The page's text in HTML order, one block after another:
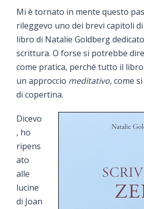
Mi è tornato in mente questo
rileggevo uno dei brevi capitoli
libro di Natalie Goldberg
scrittura. O forse si potrebbe
come pratica, perché tutto il
un approccio meditativo,come
di copertina.
Dicevo
, ho
ripens
ato
alle
lucine
di Joan